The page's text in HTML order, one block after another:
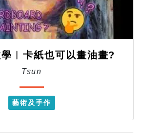
︱卡紙也可以畫油畫?
Tsun
藝術及手作